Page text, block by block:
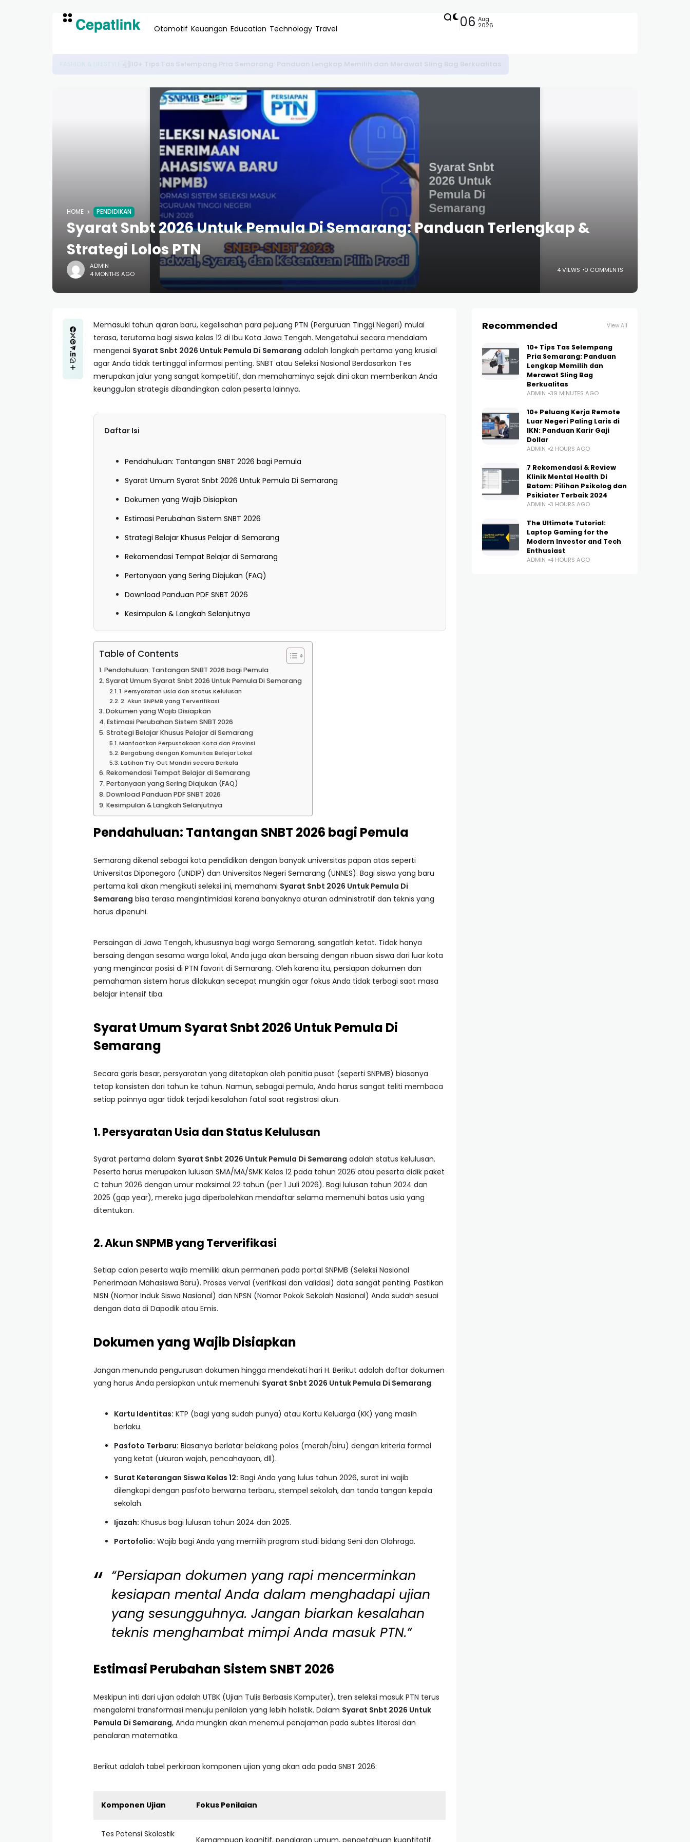
Otomotif Keuangan Education Technology Travel 06 Aug
2026
HOME PENDIDIKAN
Syarat Snbt 2026 Untuk Pemula Di Semarang: Panduan Terlengkap &
Strategi Lolos PTN
ADMIN
4 MONTHS AGO
4 VIEWS 0 COMMENTS
Memasuki tahun ajaran baru, kegelisahan para pejuang PTN (Perguruan Tinggi Negeri) mulai
terasa, terutama bagi siswa kelas 12 di Ibu Kota Jawa Tengah. Mengetahui secara mendalam
mengenai Syarat Snbt 2026 Untuk Pemula Di Semarang adalah langkah pertama yang krusial
agar Anda tidak tertinggal informasi penting. SNBT atau Seleksi Nasional Berdasarkan Tes
merupakan jalur yang sangat kompetitif, dan memahaminya sejak dini akan memberikan Anda
keunggulan strategis dibandingkan calon peserta lainnya.
Daftar Isi
Pendahuluan: Tantangan SNBT 2026 bagi Pemula
Syarat Umum Syarat Snbt 2026 Untuk Pemula Di Semarang
Dokumen yang Wajib Disiapkan
Estimasi Perubahan Sistem SNBT 2026
Strategi Belajar Khusus Pelajar di Semarang
Rekomendasi Tempat Belajar di Semarang
Pertanyaan yang Sering Diajukan (FAQ)
Download Panduan PDF SNBT 2026
Kesimpulan & Langkah Selanjutnya
Table of Contents
Pendahuluan: Tantangan SNBT 2026 bagi Pemula
Syarat Umum Syarat Snbt 2026 Untuk Pemula Di Semarang
1. Persyaratan Usia dan Status Kelulusan
2. Akun SNPMB yang Terverifikasi
Dokumen yang Wajib Disiapkan
Estimasi Perubahan Sistem SNBT 2026
Strategi Belajar Khusus Pelajar di Semarang
Manfaatkan Perpustakaan Kota dan Provinsi
Bergabung dengan Komunitas Belajar Lokal
Latihan Try Out Mandiri secara Berkala
Rekomendasi Tempat Belajar di Semarang
Pertanyaan yang Sering Diajukan (FAQ)
Download Panduan PDF SNBT 2026
Kesimpulan & Langkah Selanjutnya
Pendahuluan: Tantangan SNBT 2026 bagi Pemula
Semarang dikenal sebagai kota pendidikan dengan banyak universitas papan atas seperti
Universitas Diponegoro (UNDIP) dan Universitas Negeri Semarang (UNNES). Bagi siswa yang baru
pertama kali akan mengikuti seleksi ini, memahami Syarat Snbt 2026 Untuk Pemula Di
Semarang bisa terasa mengintimidasi karena banyaknya aturan administratif dan teknis yang
harus dipenuhi.
Persaingan di Jawa Tengah, khususnya bagi warga Semarang, sangatlah ketat. Tidak hanya
bersaing dengan sesama warga lokal, Anda juga akan bersaing dengan ribuan siswa dari luar kota
yang mengincar posisi di PTN favorit di Semarang. Oleh karena itu, persiapan dokumen dan
pemahaman sistem harus dilakukan secepat mungkin agar fokus Anda tidak terbagi saat masa
belajar intensif tiba.
Syarat Umum Syarat Snbt 2026 Untuk Pemula Di
Semarang
Secara garis besar, persyaratan yang ditetapkan oleh panitia pusat (seperti SNPMB) biasanya
tetap konsisten dari tahun ke tahun. Namun, sebagai pemula, Anda harus sangat teliti membaca
setiap poinnya agar tidak terjadi kesalahan fatal saat registrasi akun.
1. Persyaratan Usia dan Status Kelulusan
Syarat pertama dalam Syarat Snbt 2026 Untuk Pemula Di Semarang adalah status kelulusan.
Peserta harus merupakan lulusan SMA/MA/SMK Kelas 12 pada tahun 2026 atau peserta didik paket
C tahun 2026 dengan umur maksimal 22 tahun (per 1 Juli 2026). Bagi lulusan tahun 2024 dan
2025 (gap year), mereka juga diperbolehkan mendaftar selama memenuhi batas usia yang
ditentukan.
2. Akun SNPMB yang Terverifikasi
Setiap calon peserta wajib memiliki akun permanen pada portal SNPMB (Seleksi Nasional
Penerimaan Mahasiswa Baru). Proses verval (verifikasi dan validasi) data sangat penting. Pastikan
NISN (Nomor Induk Siswa Nasional) dan NPSN (Nomor Pokok Sekolah Nasional) Anda sudah sesuai
dengan data di Dapodik atau Emis.
Dokumen yang Wajib Disiapkan
Jangan menunda pengurusan dokumen hingga mendekati hari H. Berikut adalah daftar dokumen
yang harus Anda persiapkan untuk memenuhi Syarat Snbt 2026 Untuk Pemula Di Semarang:
Kartu Identitas: KTP (bagi yang sudah punya) atau Kartu Keluarga (KK) yang masih
berlaku.
Pasfoto Terbaru: Biasanya berlatar belakang polos (merah/biru) dengan kriteria formal
yang ketat (ukuran wajah, pencahayaan, dll).
Surat Keterangan Siswa Kelas 12: Bagi Anda yang lulus tahun 2026, surat ini wajib
dilengkapi dengan pasfoto berwarna terbaru, stempel sekolah, dan tanda tangan kepala
sekolah.
Ijazah: Khusus bagi lulusan tahun 2024 dan 2025.
Portofolio: Wajib bagi Anda yang memilih program studi bidang Seni dan Olahraga.
“Persiapan dokumen yang rapi mencerminkan
kesiapan mental Anda dalam menghadapi ujian
yang sesungguhnya. Jangan biarkan kesalahan
teknis menghambat mimpi Anda masuk PTN.”
Estimasi Perubahan Sistem SNBT 2026
Meskipun inti dari ujian adalah UTBK (Ujian Tulis Berbasis Komputer), tren seleksi masuk PTN terus
mengalami transformasi menuju penilaian yang lebih holistik. Dalam Syarat Snbt 2026 Untuk
Pemula Di Semarang, Anda mungkin akan menemui penajaman pada subtes literasi dan
penalaran matematika.
Berikut adalah tabel perkiraan komponen ujian yang akan ada pada SNBT 2026:
Komponen Ujian Fokus Penilaian
Tes Potensi Skolastik
Kemampuan kognitif, penalaran umum, pengetahuan kuantitatif.
Recommended View All
10+ Tips Tas Selempang
Pria Semarang: Panduan
Lengkap Memilih dan
Merawat Sling Bag
Berkualitas
ADMIN 39 MINUTES AGO
10+ Peluang Kerja Remote
Luar Negeri Paling Laris di
IKN: Panduan Karir Gaji
Dollar
ADMIN 2 HOURS AGO
7 Rekomendasi & Review
Klinik Mental Health Di
Batam: Pilihan Psikolog dan
Psikiater Terbaik 2024
ADMIN 3 HOURS AGO
The Ultimate Tutorial:
Laptop Gaming for the
Modern Investor and Tech
Enthusiast
ADMIN 4 HOURS AGO